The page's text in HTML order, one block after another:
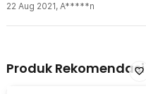
22 Aug 2021, A*****n
Produk Rekomendasi